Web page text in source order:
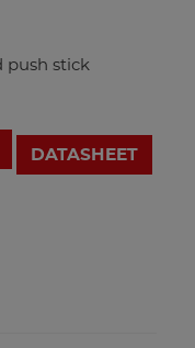
push stick
DATASHEET